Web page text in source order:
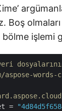
Boş
işlemi
words-
=